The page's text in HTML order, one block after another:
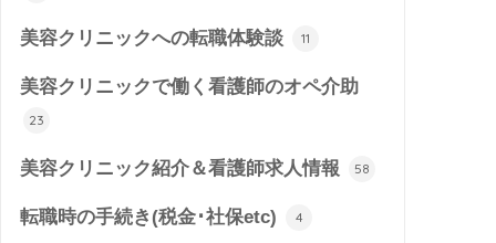
美容クリニックへの転職体験談 11
美容クリニックで働く看護師のオペ介助
23
美容クリニック紹介＆看護師求人情報 58
転職時の手続き(税金･社保etc) 4